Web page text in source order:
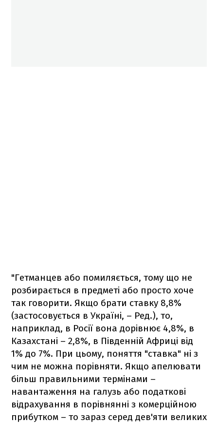
"Гетманцев або помиляється, тому що не
розбирається в предметі або просто хоче
так говорити. Якщо брати ставку 8,8%
(застосовується в Україні, – Ред.), то,
наприклад, в Росії вона дорівнює 4,8%, в
Казахстані – 2,8%, в Південній Африці від
1% до 7%. При цьому, поняття "ставка" ні з
чим не можна порівняти. Якщо апелювати
більш правильними термінами –
навантаження на галузь або податкові
відрахування в порівнянні з комерційною
прибутком – то зараз серед дев'яти великих